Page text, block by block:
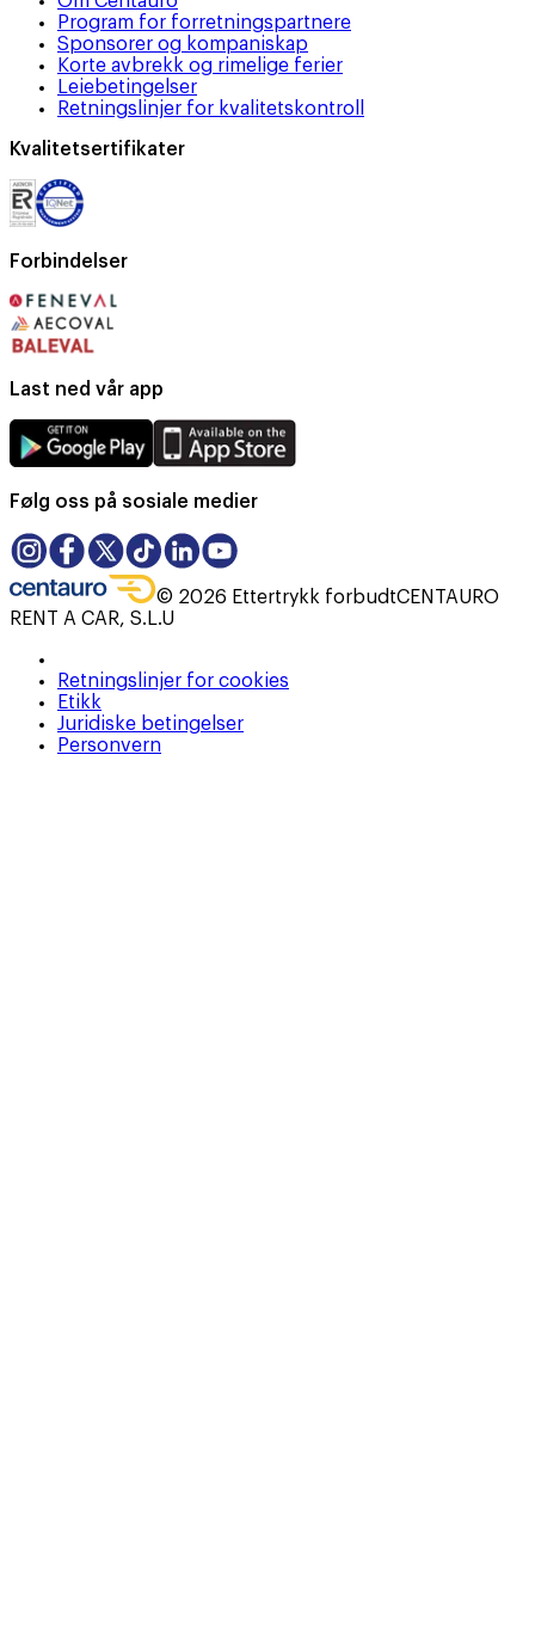
Program for forretningspartnere
Sponsorer og kompaniskap
Korte avbrekk og rimelige ferier
Leiebetingelser
Retningslinjer for kvalitetskontroll
Kvalitetsertifikater
Forbindelser
Last ned vår app
Følg oss på sosiale medier
© 2026 Ettertrykk forbudtCENTAURO
RENT A CAR, S.L.U
Retningslinjer for cookies
Etikk
Juridiske betingelser
Personvern